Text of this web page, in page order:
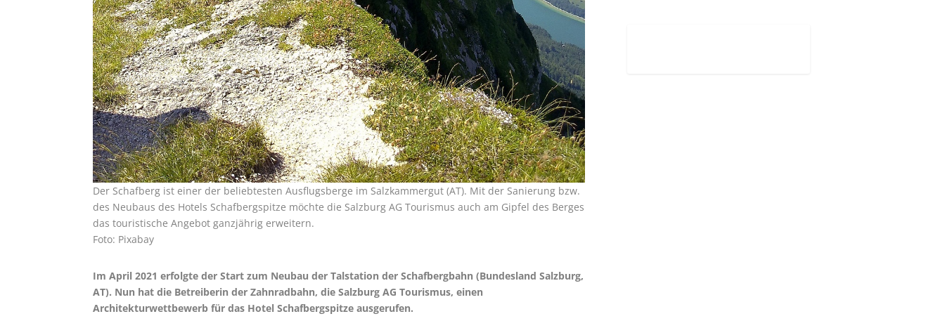
Der Schafberg ist einer der beliebtesten Ausflugsberge im Salzkammergut (AT). Mit der Sanierung bzw.
des Neubaus des Hotels Schafbergspitze möchte die Salzburg AG Tourismus auch am Gipfel des Berges
das touristische Angebot ganzjährig erweitern.
Foto: Pixabay
Im April 2021 erfolgte der Start zum Neubau der Talstation der Schafbergbahn (Bundesland Salzburg,
AT). Nun hat die Betreiberin der Zahnradbahn, die Salzburg AG Tourismus, einen
Architekturwettbewerb für das Hotel Schafbergspitze ausgerufen.